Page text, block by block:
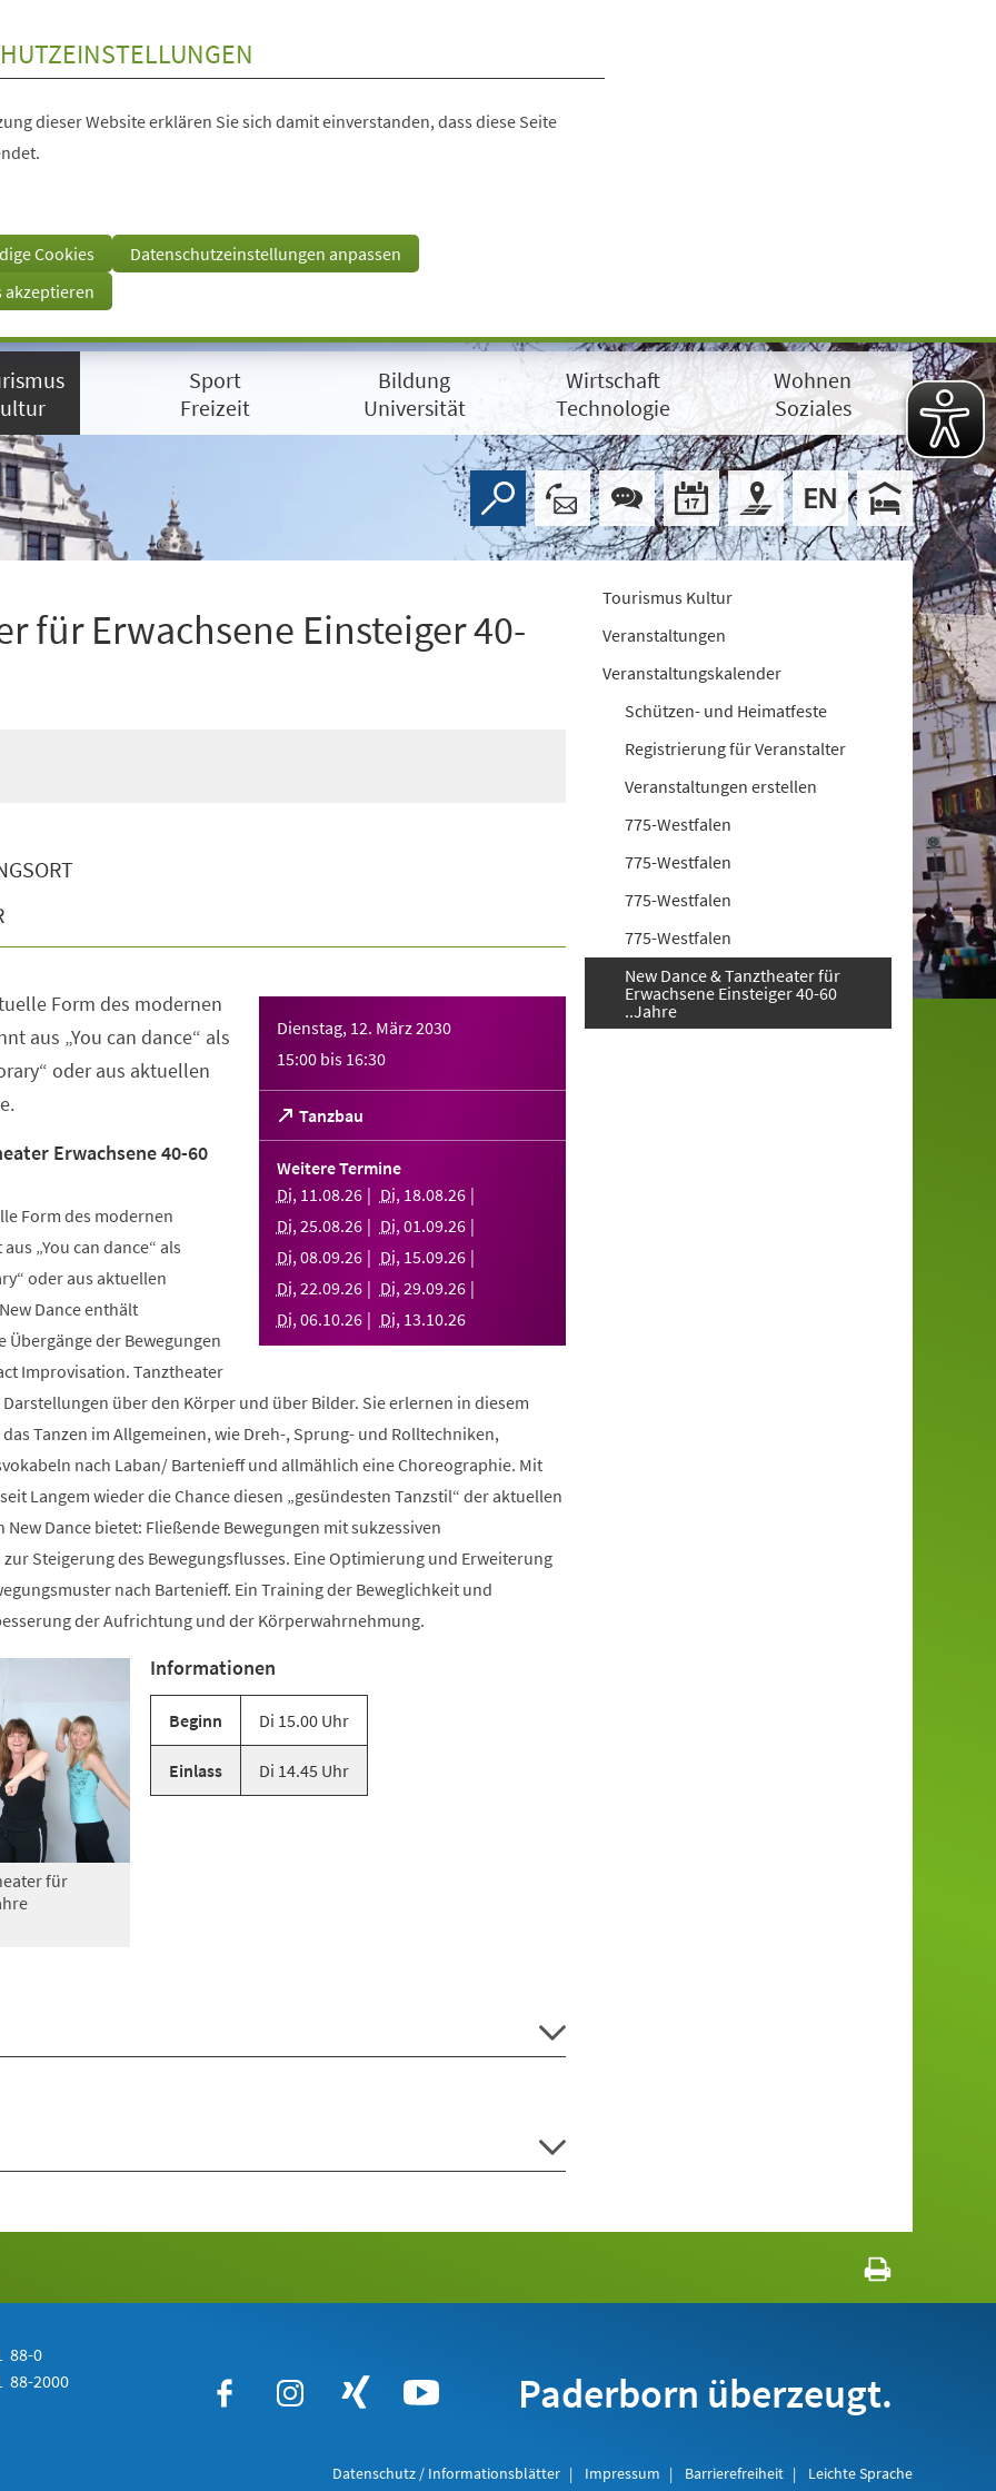
dieser Website erklären Sie sich damit einverstanden, dass diese Seite
Cookies
Datenschutzeinstellungen anpassen
akzeptieren
Sport
Freizeit
Bildung
Universität
Wirtschaft
Technologie
Wohnen
Soziales
für Erwachsene Einsteiger 40-
Dienstag, 12. März 2030
15:00 bis 16:30
Tanzbau
(Öffnet
in
einem
neuen
Tab)
Weitere Termine
Di, 11.08.26 Di, 18.08.26
Di,25.08.26 Di,01.09.26
Di,08.09.26 Di, 15.09.26
Di,22.09.26 Di,29.09.26
Di,06.10.26 Di, 13.10.26
Form des modernen
aus „You can dance“ als
oder aus aktuellen
Erwachsene 40-60
Form des modernen
„You can dance“ als
oder aus aktuellen
Dance enthält
der Bewegungen
Improvisation. Tanztheater
über den Körper und über Bilder. Sie erlernen in diesem
Tanzen im Allgemeinen, wie Dreh-, Sprung- und Rolltechniken,
nach Laban/ Bartenieff und allmählich eine Choreographie. Mit
Langem wieder die Chance diesen „gesündesten Tanzstil“ der aktuellen
New Dance bietet: Fließende Bewegungen mit sukzessiven
Steigerung des Bewegungsflusses. Eine Optimierung und Erweiterung
nach Bartenieff. Ein Training der Beweglichkeit und
der Aufrichtung und der Körperwahrnehmung.
für
Informationen
Beginn Di 15.00 Uhr
Einlass Di 14.45 Uhr
Tourismus Kultur
Veranstaltungen
Veranstaltungskalender
Schützen- und Heimatfeste
Registrierung für Veranstalter
Veranstaltungen erstellen
775-Westfalen
775-Westfalen
775-Westfalen
775-Westfalen
New Dance & Tanztheater für
Erwachsene Einsteiger 40-60
..Jahre
88-0
88-2000 Paderborn überzeugt.
Datenschutz / Informationsblätter Impressum Barrierefreiheit Leichte Sprache